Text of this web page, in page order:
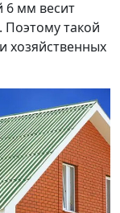
6 мм весит
Поэтому такой
хозяйственных